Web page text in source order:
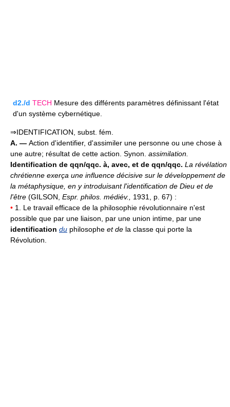
d2./d TECH Mesure des différents paramètres définissant l'état
d'un système cybernétique.
⇒IDENTIFICATION, subst. fém.
A. — Action d'identifier, d'assimiler une personne ou une chose à
une autre; résultat de cette action. Synon. assimilation.
Identification de qqn/qqc. à, avec, et de qqn/qqc. La révélation
chrétienne exerça une influence décisive sur le développement de
la métaphysique, en y introduisant l'identification de Dieu et de
l'être (GILSON, Espr. philos. médiév., 1931, p. 67) :
• 1. Le travail efficace de la philosophie révolutionnaire n'est
possible que par une liaison, par une union intime, par une
identification du philosophe et de la classe qui porte la
Révolution.